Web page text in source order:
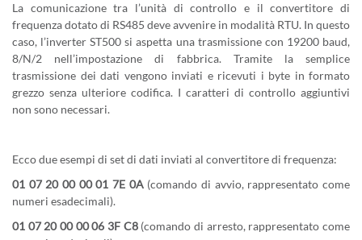
La comunicazione tra l’unità di controllo e il convertitore di
frequenza dotato di RS485 deve avvenire in modalità RTU. In questo
caso, l’inverter ST500 si aspetta una trasmissione con 19200 baud,
8/N/2 nell’impostazione di fabbrica. Tramite la semplice
trasmissione dei dati vengono inviati e ricevuti i byte in formato
grezzo senza ulteriore codifica. I caratteri di controllo aggiuntivi
non sono necessari.
Ecco due esempi di set di dati inviati al convertitore di frequenza:
01 07 20 00 00 01 7E 0A(comando di avvio, rappresentato come
numeri esadecimali).
01 07 20 00 00 06 3F C8(comando di arresto, rappresentato come